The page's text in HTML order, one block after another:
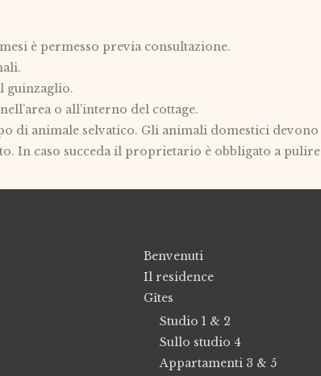
è permesso previa consultazione.
guinzaglio.
o all’interno del cottage.
di animale selvatico. Gli animali domestici
In caso succeda il proprietario è obbligato a
Benvenuti
Il residence
Gîtes
Studio 1 & 2
Sullo studio 4
Appartamenti 3 & 5